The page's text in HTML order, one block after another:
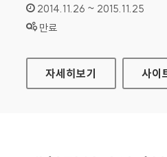
인증기간 :
2014.11.26 ~ 2015.11.25
상태 :
만료
현대 하이라이프 손해사정
자세히보기 사이